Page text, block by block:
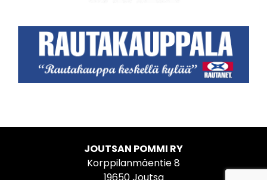
JOUTSAN POMMI RY
Korppilanmäentie 8
19650 Joutsa